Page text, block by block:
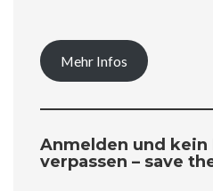
Mehr Infos
Anmelden und kein
verpassen – save